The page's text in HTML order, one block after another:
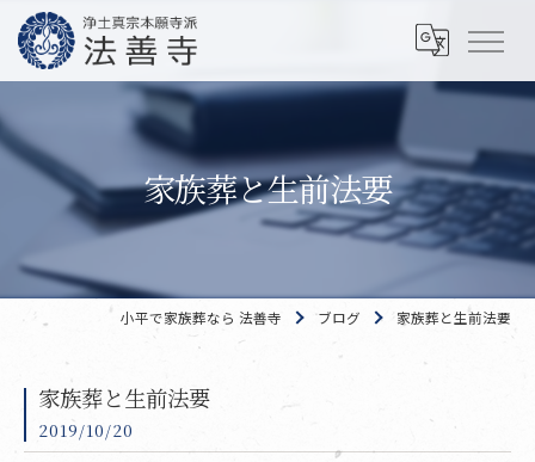
家族葬と生前法要
小平で家族葬なら 法善寺 ブログ 家族葬と生前法要
家族葬と生前法要
2019/10/20